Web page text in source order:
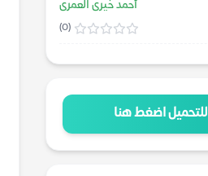
أحمد خيرى العمرى
(0)
للتحميل اضغط هنا